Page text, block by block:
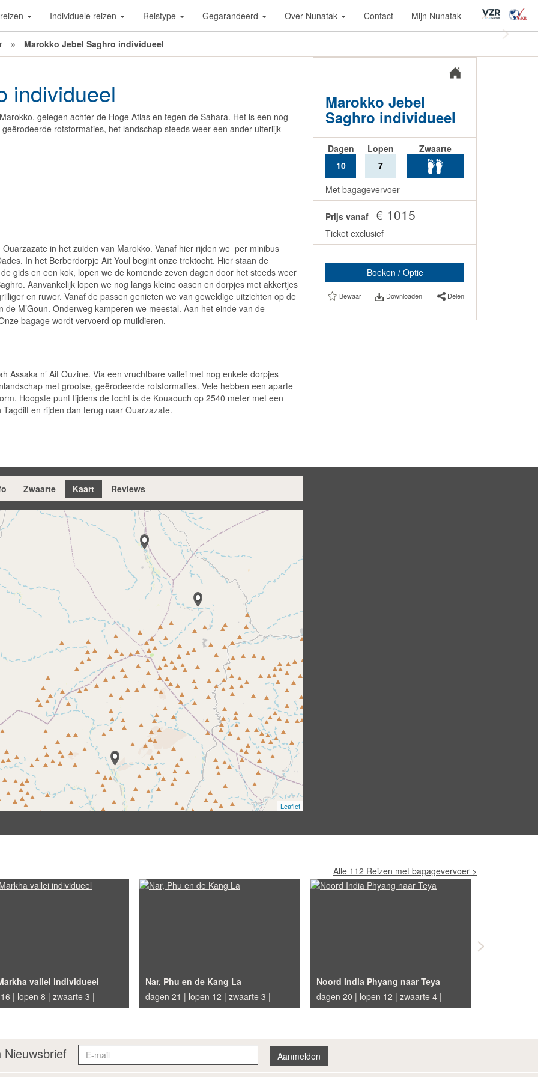
Individuele reizen Reistype Gegarandeerd Over Nunatak Contact Mijn Nunatak
» Marokko Jebel Saghro individueel
individueel
gelegen achter de Hoge Atlas en tegen de Sahara. Het is een nog
rotsformaties, het landschap steeds weer een ander uiterlijk
in het zuiden van Marokko. Vanaf hier rijden we per minibus
In het Berberdorpje Aït Youl begint onze trektocht. Hier staan de
gids en een kok, lopen we de komende zeven dagen door het steeds weer
Aanvankelijk lopen we nog langs kleine oasen en dorpjes met akkertjes
en ruwer. Vanaf de passen genieten we van geweldige uitzichten op de
M’Goun. Onderweg kamperen we meestal. Aan het einde van de
bagage wordt vervoerd op muildieren.
Assaka n’ Ait Ouzine. Via een vruchtbare vallei met nog enkele dorpjes
met grootse, geërodeerde rotsformaties. Vele hebben een aparte
Hoogste punt tijdens de tocht is de Kouaouch op 2540 meter met een
en rijden dan terug naar Ouarzazate.
Marokko Jebel
Saghro individueel
Dagen
10
Lopen
7
Zwaarte
Met bagagevervoer
Prijs vanaf € 1015
Ticket exclusief
Boeken / Optie
Bewaar Downloaden Delen
Zwaarte Kaart Reviews
Leaflet
Alle 112 Reizen met bagagevervoer
vallei individueel
lopen 8 zwaarte 3
Nar, Phu en de Kang La
dagen 21
lopen 12 zwaarte 3
Noord India Phyang naar Teya
dagen 20
lopen 12 zwaarte 4